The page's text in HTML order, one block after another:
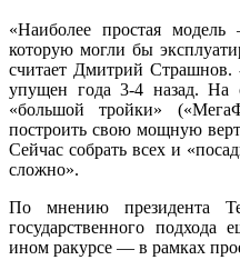
«Наиболее простая
которую могли бы
считает Дмитрий
упущен года 3-4 назад. На
«большой тройки»
построить свою мощную
Сейчас собрать всех и
сложно».
По мнению президента
государственного подхода
ином ракурсе — в рамках